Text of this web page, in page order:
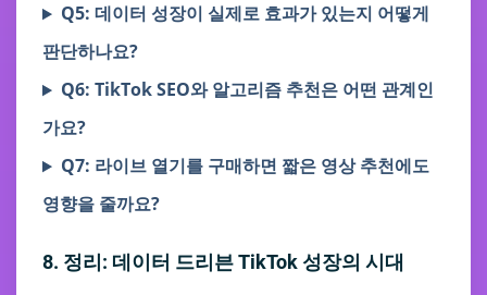
Q5: 데이터 성장이 실제로 효과가 있는지 어떻게
판단하나요?
Q6: TikTok SEO와 알고리즘 추천은 어떤 관계인
가요?
Q7: 라이브 열기를 구매하면 짧은 영상 추천에도
영향을 줄까요?
8. 정리: 데이터 드리븐 TikTok 성장의 시대